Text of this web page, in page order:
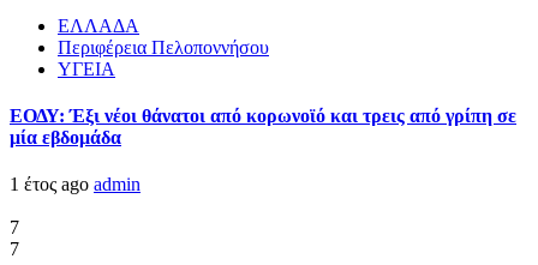
ΕΛΛΑΔΑ
Περιφέρεια Πελοποννήσου
ΥΓΕΙΑ
ΕΟΔΥ: Έξι νέοι θάνατοι από κορωνοϊό και τρεις από γρίπη σε
μία εβδομάδα
1 έτος ago admin
7
7